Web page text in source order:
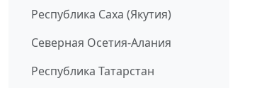
Республика Саха (Якутия)
Северная Осетия-Алания
Республика Татарстан